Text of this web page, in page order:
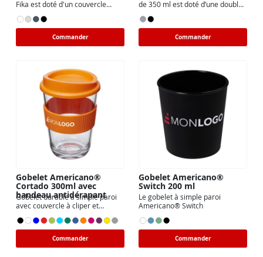
Fika est doté d'un couvercle
Commander
de 350 ml est doté d’une double
Commander
Gobelet Americano®
Cortado 300ml avec
bandeau antidérapant
Gobelet durable à simple paroi
avec couvercle à cliper et
Commander
Gobelet Americano®
Switch 200 ml
Le gobelet à simple paroi
Americano® Switch
Commander